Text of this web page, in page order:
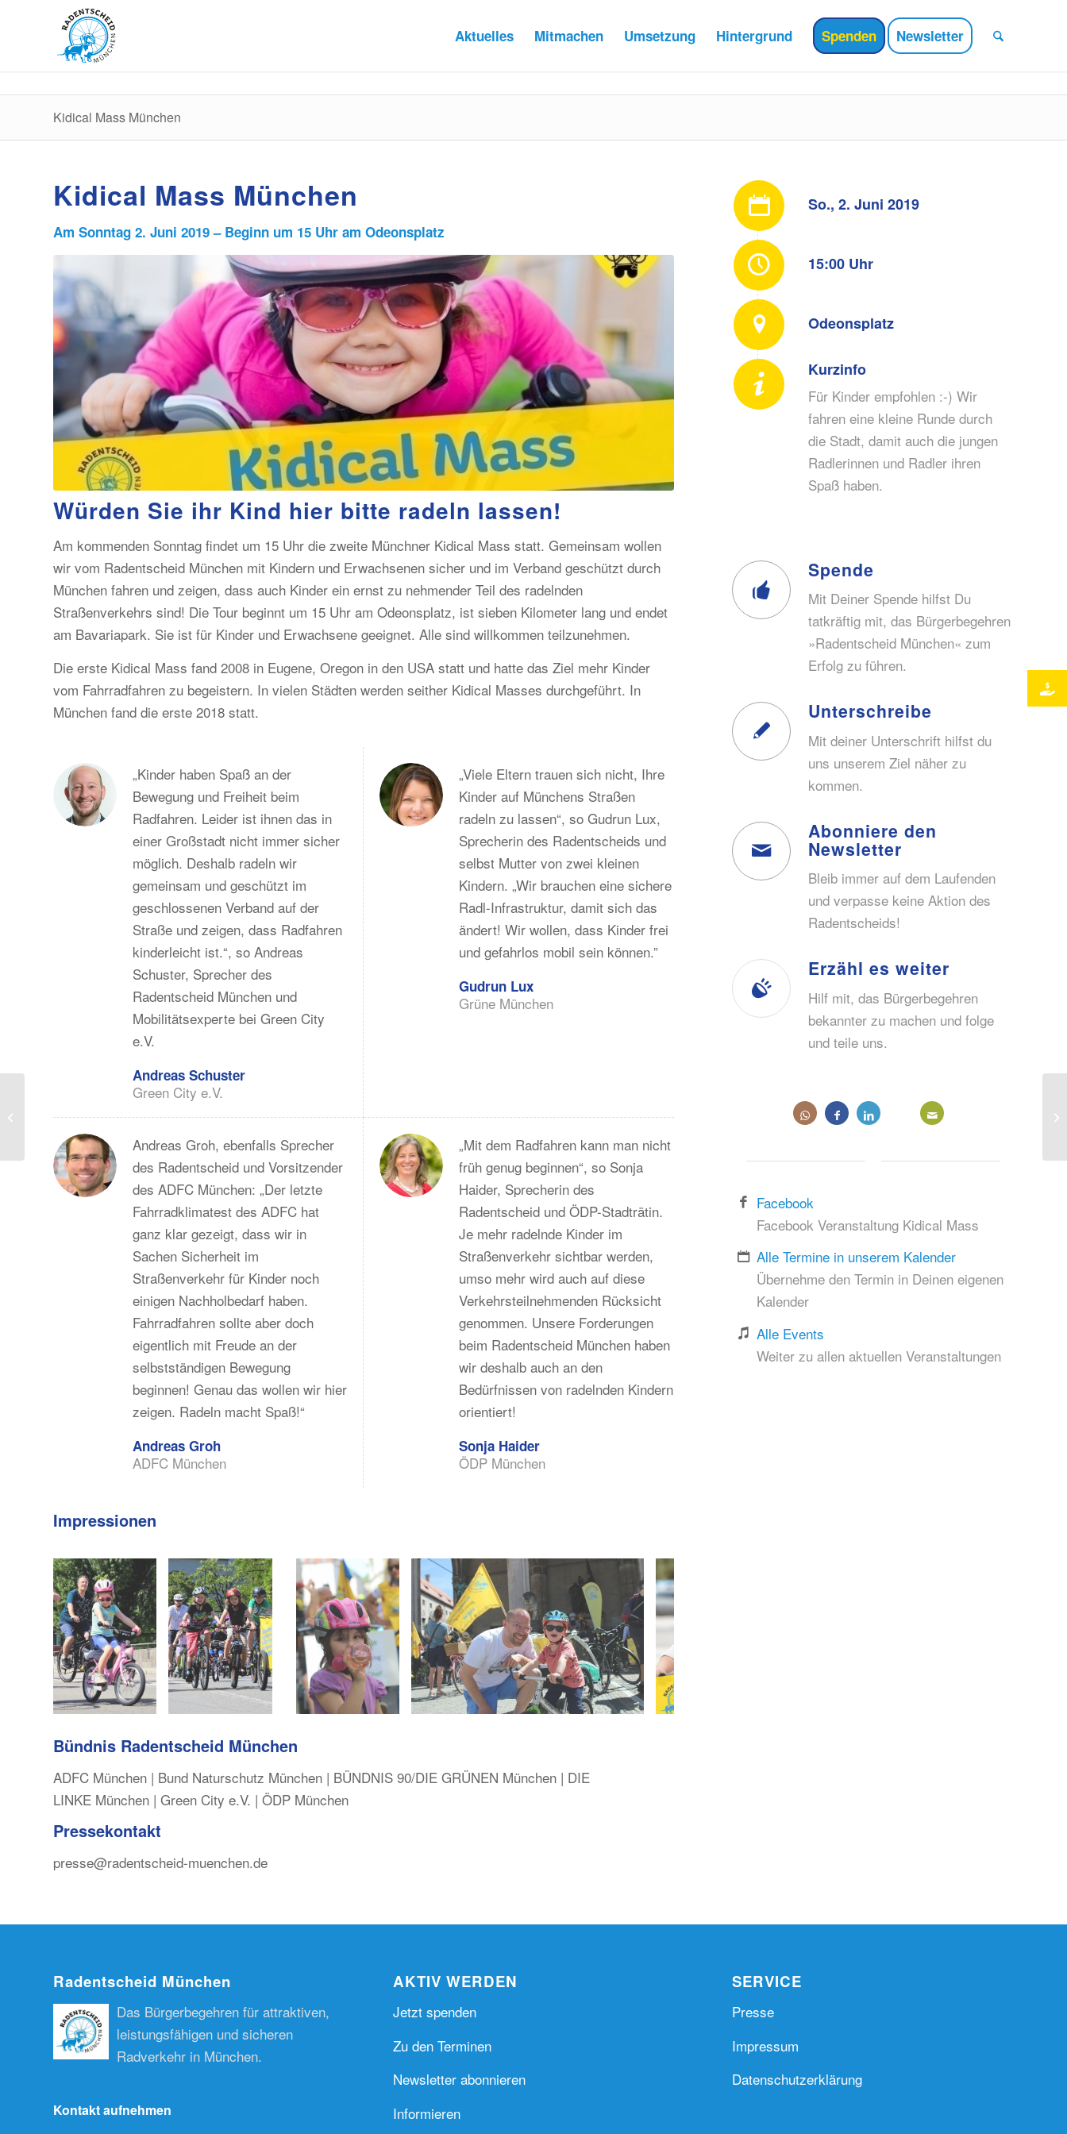
Aktuelles Mitmachen Umsetzung Hintergrund Spenden Newsletter
Kidical Mass München
Kidical Mass München
Am Sonntag 2. Juni 2019 – Beginn um 15 Uhr am Odeonsplatz
Würden Sie ihr Kind hier bitte radeln lassen!
Am kommenden Sonntag findet um 15 Uhr die zweite Münchner Kidical Mass statt. Gemeinsam wollen
wir vom Radentscheid München mit Kindern und Erwachsenen sicher und im Verband geschützt durch
München fahren und zeigen, dass auch Kinder ein ernst zu nehmender Teil des radelnden
Straßenverkehrs sind! Die Tour beginnt um 15 Uhr am Odeonsplatz, ist sieben Kilometer lang und endet
am Bavariapark. Sie ist für Kinder und Erwachsene geeignet. Alle sind willkommen teilzunehmen.
Die erste Kidical Mass fand 2008 in Eugene, Oregon in den USA statt und hatte das Ziel mehr Kinder
vom Fahrradfahren zu begeistern. In vielen Städten werden seither Kidical Masses durchgeführt. In
München fand die erste 2018 statt.
„Kinder haben Spaß an der
Bewegung und Freiheit beim
Radfahren. Leider ist ihnen das in
einer Großstadt nicht immer sicher
möglich. Deshalb radeln wir
gemeinsam und geschützt im
geschlossenen Verband auf der
Straße und zeigen, dass Radfahren
kinderleicht ist.“, so Andreas
Schuster, Sprecher des
Radentscheid München und
Mobilitätsexperte bei Green City
e.V.
Andreas Schuster
Green City e.V.
„Viele Eltern trauen sich nicht, Ihre
Kinder auf Münchens Straßen
radeln zu lassen“, so Gudrun Lux,
Sprecherin des Radentscheids und
selbst Mutter von zwei kleinen
Kindern. „Wir brauchen eine sichere
Radl-Infrastruktur, damit sich das
ändert! Wir wollen, dass Kinder frei
und gefahrlos mobil sein können.”
Gudrun Lux
Grüne München
Andreas Groh, ebenfalls Sprecher
des Radentscheid und Vorsitzender
des ADFC München: „Der letzte
Fahrradklimatest des ADFC hat
ganz klar gezeigt, dass wir in
Sachen Sicherheit im
Straßenverkehr für Kinder noch
einigen Nachholbedarf haben.
Fahrradfahren sollte aber doch
eigentlich mit Freude an der
selbstständigen Bewegung
beginnen! Genau das wollen wir hier
zeigen. Radeln macht Spaß!“
Andreas Groh
ADFC München
„Mit dem Radfahren kann man nicht
früh genug beginnen“, so Sonja
Haider, Sprecherin des
Radentscheid und ÖDP-Stadträtin.
Je mehr radelnde Kinder im
Straßenverkehr sichtbar werden,
umso mehr wird auch auf diese
Verkehrsteilnehmenden Rücksicht
genommen. Unsere Forderungen
beim Radentscheid München haben
wir deshalb auch an den
Bedürfnissen von radelnden Kindern
orientiert!
Sonja Haider
ÖDP München
Impressionen
Bündnis Radentscheid München
ADFC München | Bund Naturschutz München | BÜNDNIS 90/DIE GRÜNEN München | DIE
LINKE München | Green City e.V. | ÖDP München
Pressekontakt
presse@radentscheid-muenchen.de
So., 2. Juni 2019
15:00 Uhr
Odeonsplatz
Kurzinfo
Für Kinder empfohlen :-) Wir
fahren eine kleine Runde durch
die Stadt, damit auch die jungen
Radlerinnen und Radler ihren
Spaß haben.
Spende
Mit Deiner Spende hilfst Du
tatkräftig mit, das Bürgerbegehren
»Radentscheid München« zum
Erfolg zu führen.
Unterschreibe
Mit deiner Unterschrift hilfst du
uns unserem Ziel näher zu
kommen.
Abonniere den
Newsletter
Bleib immer auf dem Laufenden
und verpasse keine Aktion des
Radentscheids!
Erzähl es weiter
Hilf mit, das Bürgerbegehren
bekannter zu machen und folge
und teile uns.
Facebook
Facebook Veranstaltung Kidical Mass
Alle Termine in unserem Kalender
Übernehme den Termin in Deinen eigenen
Kalender
Alle Events
Weiter zu allen aktuellen Veranstaltungen
Radentscheid München
Das Bürgerbegehren für attraktiven,
leistungsfähigen und sicheren
Radverkehr in München.
Kontakt aufnehmen
AKTIV WERDEN
Jetzt spenden
Zu den Terminen
Newsletter abonnieren
Informieren
SERVICE
Presse
Impressum
Datenschutzerklärung
Mercedes-Benz
Niederlassung